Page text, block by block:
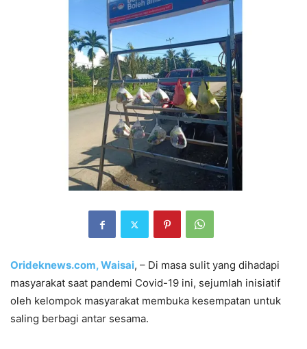
Orideknews.com, Waisai, – Di masa sulit yang dihadapi
masyarakat saat pandemi Covid-19 ini, sejumlah inisiatif
oleh kelompok masyarakat membuka kesempatan untuk
saling berbagi antar sesama.